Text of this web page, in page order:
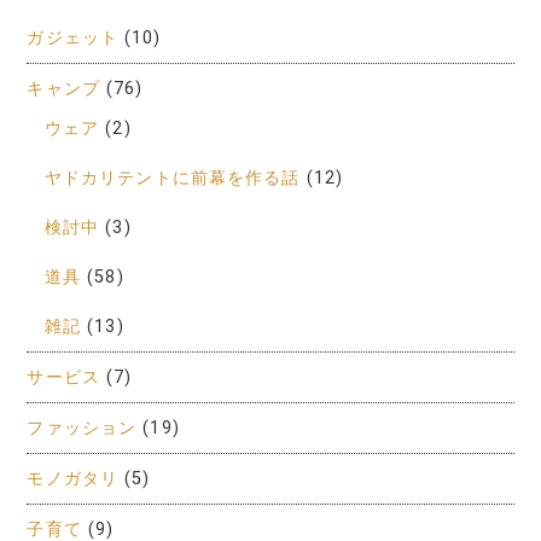
ガジェット (10)
キャンプ(76)
ウェア (2)
ヤドカリテントに前幕を作る話 (12)
検討中 (3)
道具 (58)
雑記 (13)
サービス (7)
ファッション (19)
モノガタリ (5)
子育て (9)